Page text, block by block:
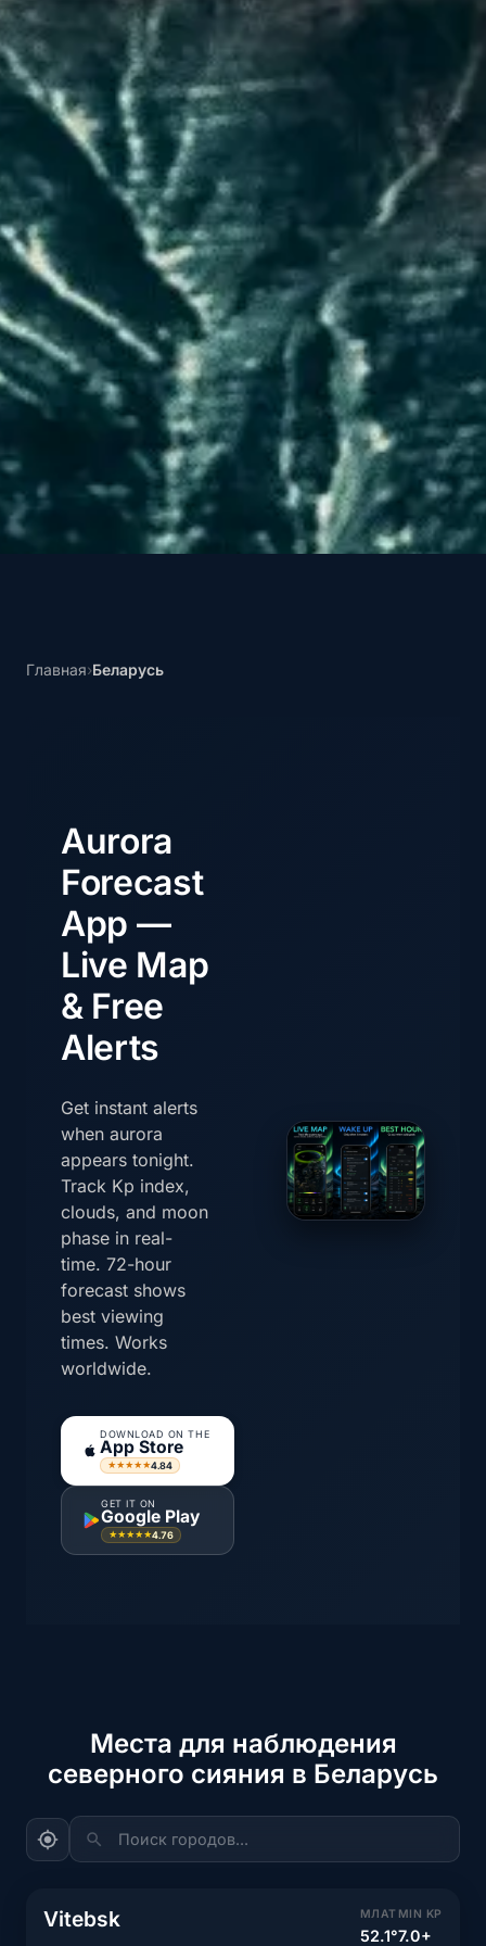
Главная›Беларусь
Aurora
Forecast
App —
Live Map
& Free
Alerts
Get instant alerts
when aurora
appears tonight.
Track Kp index,
clouds, and moon
phase in real-
time. 72-hour
forecast shows
best viewing
times. Works
worldwide.
DOWNLOAD ON THE
App Store
★★★★★4.84
GET IT ON
Google Play
★★★★★4.76
Места для наблюдения
северного сияния в Беларусь
Поиск городов...
Vitebsk МЛАТ
52.1°
MIN KP
7.0+